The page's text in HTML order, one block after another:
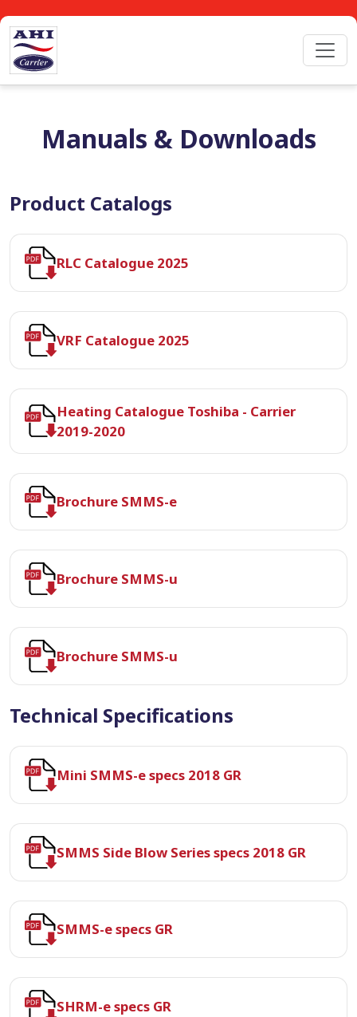
Manuals & Downloads
Product Catalogs
RLC Catalogue 2025
VRF Catalogue 2025
Heating Catalogue Toshiba - Carrier
2019-2020
Brochure SMMS-e
Brochure SMMS-u
Brochure SMMS-u
Technical Specifications
Mini SMMS-e specs 2018 GR
SMMS Side Blow Series specs 2018 GR
SMMS-e specs GR
SHRM-e specs GR